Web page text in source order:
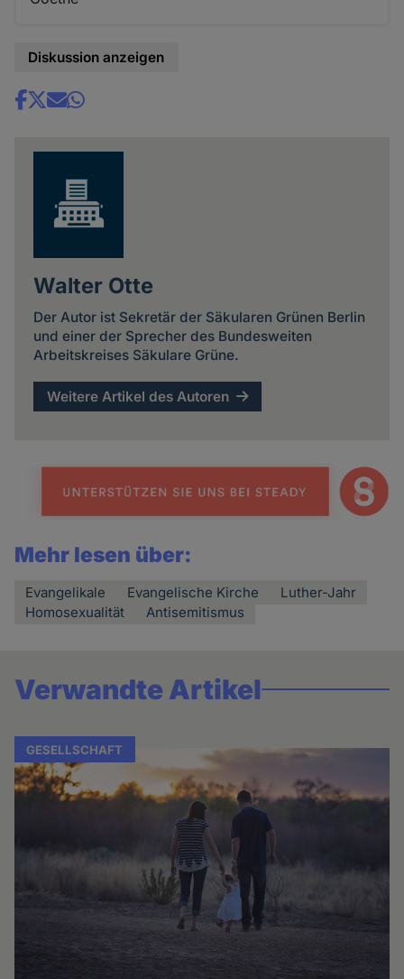
Diskussion anzeigen
Share
Walter Otte
Der Autor ist Sekretär der Säkularen Grünen Berlin
und einer der Sprecher des Bundesweiten
Arbeitskreises Säkulare Grüne.
Weitere Artikel des Autoren
Mehr lesen über:
Evangelikale Evangelische Kirche
Luther-Jahr
Homosexualität
Antisemitismus
Verwandte Artikel
GESELLSCHAFT